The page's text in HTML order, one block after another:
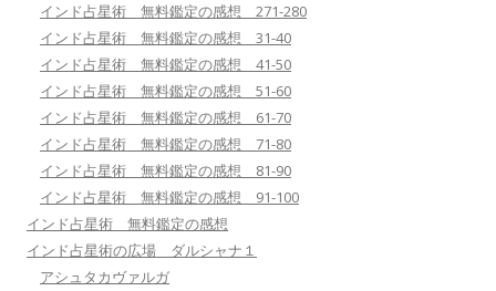
インド占星術 無料鑑定の感想 271-280
インド占星術 無料鑑定の感想 31-40
インド占星術 無料鑑定の感想 41-50
インド占星術 無料鑑定の感想 51-60
インド占星術 無料鑑定の感想 61-70
インド占星術 無料鑑定の感想 71-80
インド占星術 無料鑑定の感想 81-90
インド占星術 無料鑑定の感想 91-100
インド占星術 無料鑑定の感想
インド占星術の広場 ダルシャナ１
アシュタカヴァルガ